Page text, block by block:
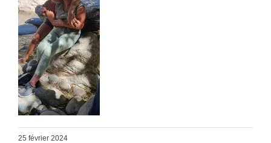
25 février 2024